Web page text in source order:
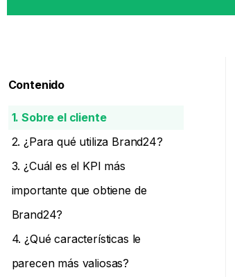
Contenido
1. Sobre el cliente
2. ¿Para qué utiliza Brand24?
3. ¿Cuál es el KPI más
importante que obtiene de
Brand24?
4. ¿Qué características le
parecen más valiosas?